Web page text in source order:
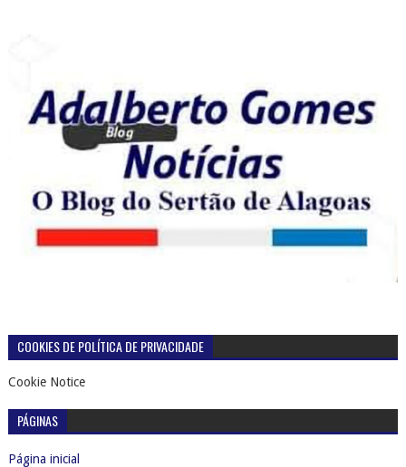
COOKIES DE POLÍTICA DE PRIVACIDADE
Cookie Notice
PÁGINAS
Página inicial